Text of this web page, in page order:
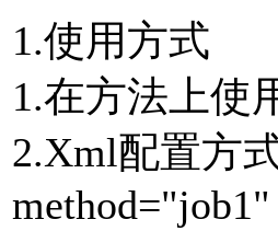
1.使用方式
1.在方法上使
2.Xml配置方